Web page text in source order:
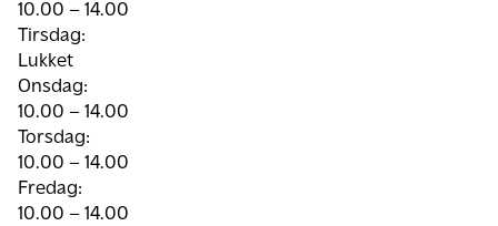
10.00 – 14.00
Tirsdag:
Lukket
Onsdag:
10.00 – 14.00
Torsdag:
10.00 – 14.00
Fredag:
10.00 – 14.00